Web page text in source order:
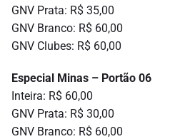
GNV Prata: R$ 35,00
GNV Branco: R$ 60,00
GNV Clubes: R$ 60,00
Especial Minas – Portão 06
Inteira: R$ 60,00
GNV Prata: R$ 30,00
GNV Branco: R$ 60,00